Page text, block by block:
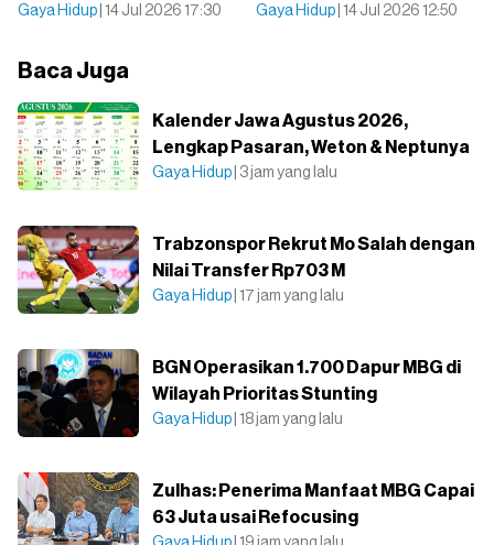
Gaya Hidup | 14 Jul 2026 17:30 Gaya Hidup | 14 Jul 2026 12:50
Baca Juga
Kalender Jawa Agustus 2026,
Lengkap Pasaran, Weton & Neptunya
Gaya Hidup | 3 jam yang lalu
Trabzonspor Rekrut Mo Salah dengan
Nilai Transfer Rp703 M
Gaya Hidup | 17 jam yang lalu
BGN Operasikan 1.700 Dapur MBG di
Wilayah Prioritas Stunting
Gaya Hidup | 18 jam yang lalu
Zulhas: Penerima Manfaat MBG Capai
63 Juta usai Refocusing